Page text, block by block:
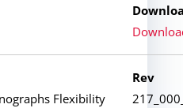
Flexibility